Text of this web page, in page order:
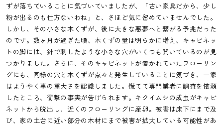
ずが落ちていることに気づいていましたが、「古い家具だから、少し
粉が出るのも仕方ないわね」と、さほど気に留めていませんでした。
しかし、その小さな木くずが、後に大きな悪夢へと繋がる予兆だった
のです。数ヶ月が過ぎた頃、木くずの量は明らかに増え、キャビネッ
トの脚には、針で刺したような小さな穴がいくつも開いているのが見
つかりました。さらに、そのキャビネットが置かれていたフローリン
グにも、同様の穴と木くずが点々と発生していることに気づき、一家
はようやく事の重大さを認識しました。慌てて専門業者に調査を依頼
したところ、衝撃の事実が告げられます。キクイムシの成虫がキャビ
ネットから脱出し、近くのフローリングに産卵。被害は床下にまで及
び、家の土台に近い部分の木材にまで被害が拡大している可能性があ